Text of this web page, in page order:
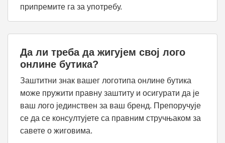
припремите га за употребу.
Да ли треба да жигујем свој лого
онлине бутика?
Заштитни знак вашег логотипа онлине бутика
може пружити правну заштиту и осигурати да је
ваш лого јединствен за ваш бренд. Препоручује
се да се консултујете са правним стручњаком за
савете о жиговима.